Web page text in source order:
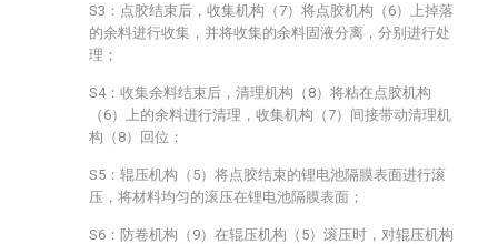
S3：点胶结束后，收集机构（7）将点胶机构（6）上掉落
的余料进行收集，并将收集的余料固液分离，分别进行处
理；
S4：收集余料结束后，清理机构（8）将粘在点胶机构
（6）上的余料进行清理，收集机构（7）间接带动清理机
构（8）回位；
S5：辊压机构（5）将点胶结束的锂电池隔膜表面进行滚
压，将材料均匀的滚压在锂电池隔膜表面；
S6：防卷机构（9）在辊压机构（5）滚压时，对辊压机构